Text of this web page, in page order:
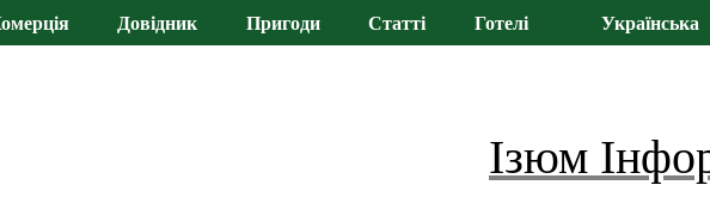
Довідник Пригоди Статті Готелі Українська
Ізюм